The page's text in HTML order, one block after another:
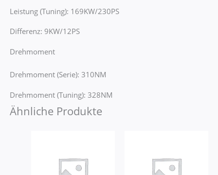
Leistung (Tuning): 169KW/230PS
Differenz: 9KW/12PS
Drehmoment
Drehmoment (Serie): 310NM
Drehmoment (Tuning): 328NM
Ähnliche Produkte